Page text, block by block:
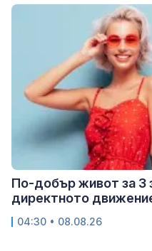
По-добър живот за 3
директното
04:30 • 08.08.26